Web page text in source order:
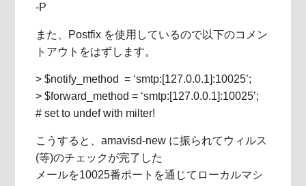
-P
また、Postfix を使用しているので以下のコメン
トアウトをはずします。
> $notify_method = ‘smtp:[127.0.0.1]:10025’;
> $forward_method = ‘smtp:[127.0.0.1]:10025’;
# set to undef with milter!
こうすると、amavisd-new に振られてウィルス
(等)のチェックが完了した
メールを10025番ポートを通じてローカルマシ